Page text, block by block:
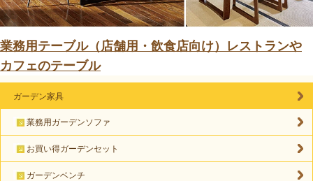
業務用テーブル（店舗用・飲食店向け）レストランや
カフェのテーブル
ガーデン家具
業務用ガーデンソファ
お買い得ガーデンセット
ガーデンベンチ